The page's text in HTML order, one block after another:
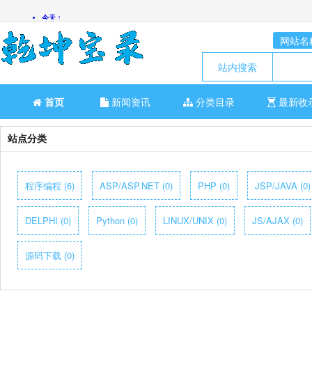
网站名
站内搜索
首页 新闻资讯 分类目录 最新收
站点分类
程序编程 (6) ASP/ASP.NET (0) PHP (0) JSP/JAVA (0)
DELPHI (0) Python (0) LINUX/UNIX (0) JS/AJAX (0)
源码下载 (0)